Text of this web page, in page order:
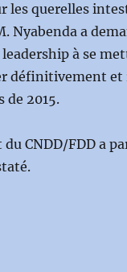
les querelles
Nyabenda a
à se
définitivement
de 2015.
CNDD/FDD a